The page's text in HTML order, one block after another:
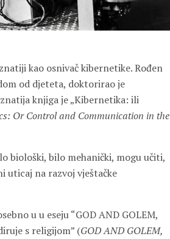
kao osnivač kibernetike. Rođen
od djeteta, doktorirao je
knjiga je „Kibernetika: ili
Or Control and Communication in the
biološki, bilo mehanički, mogu učiti,
uticaj na razvoj vještačke
u u eseju “GOD AND GOLEM,
s religijom” (GOD AND GOLEM,